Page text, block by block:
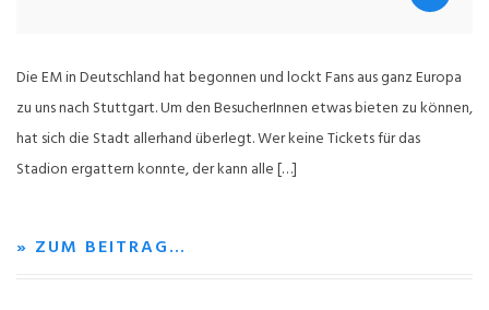
Die EM in Deutschland hat begonnen und lockt Fans aus ganz Europa
zu uns nach Stuttgart. Um den BesucherInnen etwas bieten zu können,
hat sich die Stadt allerhand überlegt. Wer keine Tickets für das
Stadion ergattern konnte, der kann alle […]
» ZUM BEITRAG…